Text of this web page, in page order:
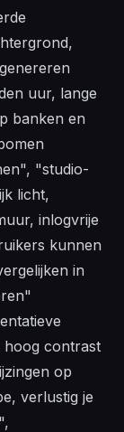
uur, lange
banken en
"studio-
licht,
inlogvrije
kunnen
in
hoog contrast
op
verlustig je